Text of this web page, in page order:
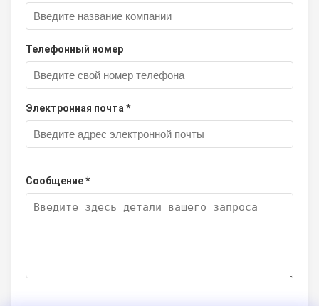
Телефонный номер
Электронная почта *
Сообщение *